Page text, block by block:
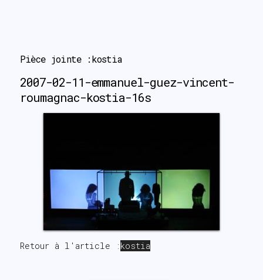
Pièce jointe :kostia
2007-02-11-emmanuel-guez-vincent-
roumagnac-kostia-16s
Retour à l'article : kostia